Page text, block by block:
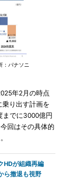
：パナソニ
年2月の時点
り出す計画を
までに3000億円
回はその具体的
HDが組織再編
ら撤退も視野